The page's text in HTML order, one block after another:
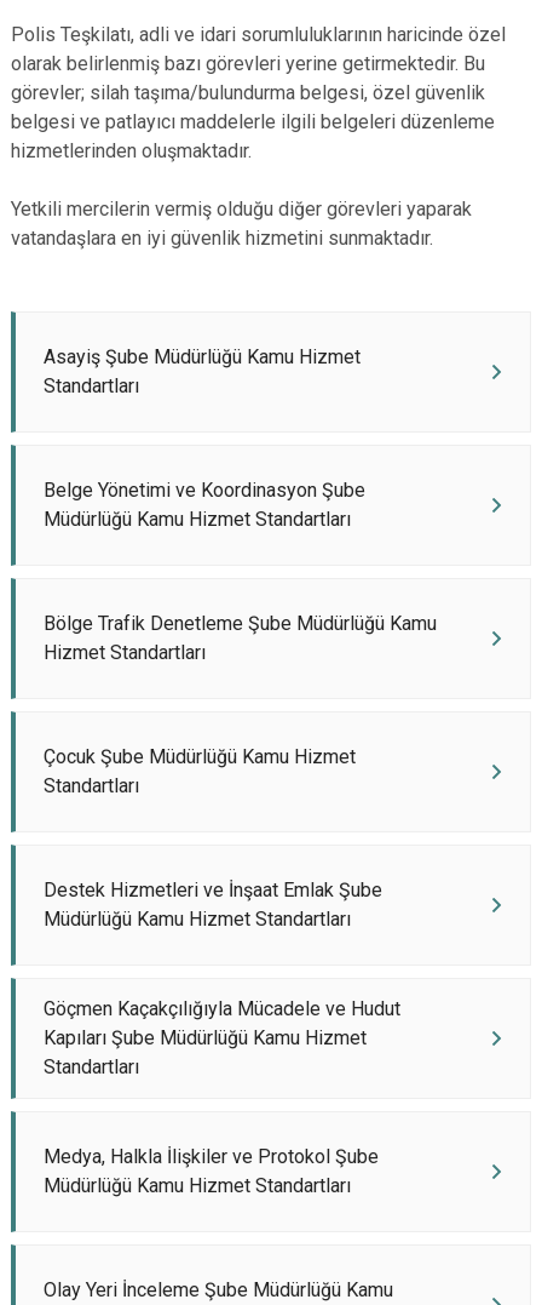
Polis Teşkilatı, adli ve idari sorumluluklarının haricinde özel
olarak belirlenmiş bazı görevleri yerine getirmektedir. Bu
görevler; silah taşıma/bulundurma belgesi, özel güvenlik
belgesi ve patlayıcı maddelerle ilgili belgeleri düzenleme
hizmetlerinden oluşmaktadır.
Yetkili mercilerin vermiş olduğu diğer görevleri yaparak
vatandaşlara en iyi güvenlik hizmetini sunmaktadır.
Asayiş Şube Müdürlüğü Kamu Hizmet
Standartları
Belge Yönetimi ve Koordinasyon Şube
Müdürlüğü Kamu Hizmet Standartları
Bölge Trafik Denetleme Şube Müdürlüğü Kamu
Hizmet Standartları
Çocuk Şube Müdürlüğü Kamu Hizmet
Standartları
Destek Hizmetleri ve İnşaat Emlak Şube
Müdürlüğü Kamu Hizmet Standartları
Göçmen Kaçakçılığıyla Mücadele ve Hudut
Kapıları Şube Müdürlüğü Kamu Hizmet
Standartları
Medya, Halkla İlişkiler ve Protokol Şube
Müdürlüğü Kamu Hizmet Standartları
Olay Yeri İnceleme Şube Müdürlüğü Kamu